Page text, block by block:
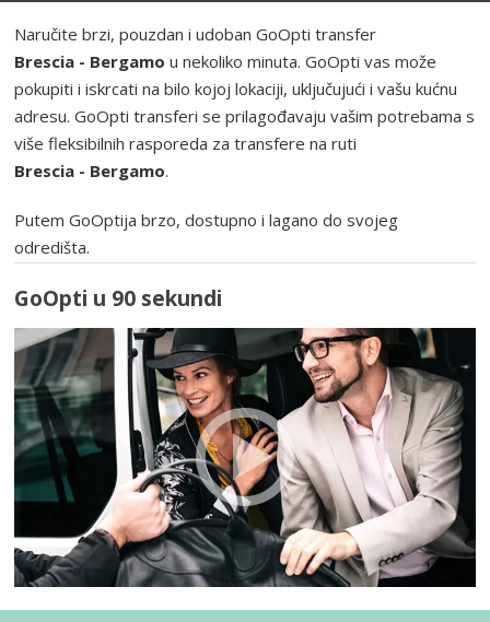
Naručite brzi, pouzdan i udoban GoOpti transfer
Brescia - Bergamo u nekoliko minuta. GoOpti vas može
pokupiti i iskrcati na bilo kojoj lokaciji, uključujući i vašu kućnu
adresu. GoOpti transferi se prilagođavaju vašim potrebama s
više fleksibilnih rasporeda za transfere na ruti
Brescia - Bergamo.
Putem GoOptija brzo, dostupno i lagano do svojeg
odredišta.
GoOpti u 90 sekundi